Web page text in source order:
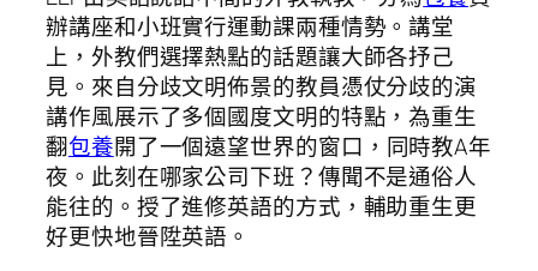
辦講座和小班實行運動課兩種情勢。講堂
上，外教們選擇熱點的話題讓大師各抒己
見。來自分歧文明佈景的教員憑仗分歧的演
講作風展示了多個國度文明的特點，為重生
翻包養開了一個遠望世界的窗口，同時教A年
夜。此刻在哪家公司下班？傳聞不是通俗人
能往的。授了進修英語的方式，輔助重生更
好更快地晉陞英語。